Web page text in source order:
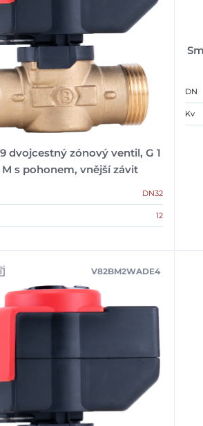
dvojcestný zónový ventil, G 1
M s pohonem, vnější závit
DN32
12
DN
Kv
V82BM2WADE4